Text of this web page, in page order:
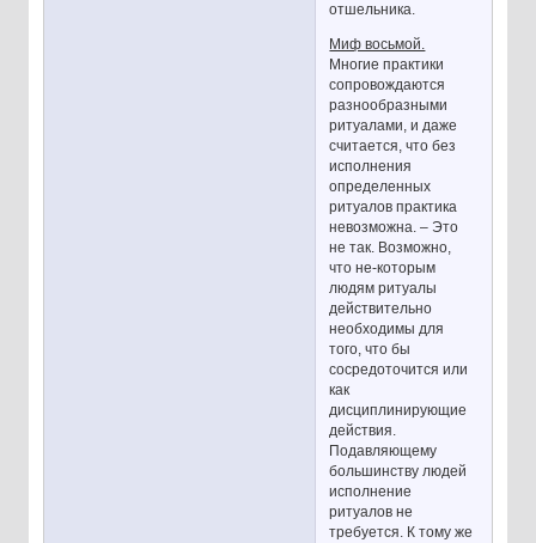
отшельника.
Миф восьмой.
Многие практики
сопровождаются
разнообразными
ритуалами, и даже
считается, что без
исполнения
определенных
ритуалов практика
невозможна. – Это
не так. Возможно,
что не-которым
людям ритуалы
действительно
необходимы для
того, что бы
сосредоточится или
как
дисциплинирующие
действия.
Подавляющему
большинству людей
исполнение
ритуалов не
требуется. К тому же